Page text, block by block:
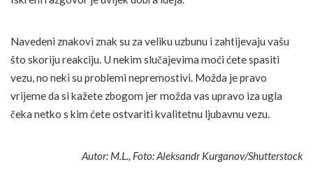
Navedeni znakovi znak su za veliku uzbunu i zahtijevaju vašu
što skoriju reakciju. U nekim slučajevima moći ćete spasiti
vezu, no neki su problemi nepremostivi. Možda je pravo
vrijeme da si kažete zbogom jer možda vas upravo iza ugla
čeka netko s kim ćete ostvariti kvalitetnu ljubavnu vezu.
Autor: M.L., Foto: Aleksandr Kurganov/Shutterstock